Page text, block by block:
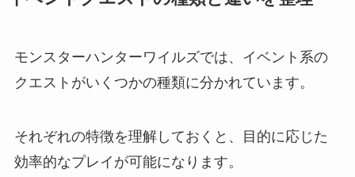
モンスターハンターワイルズでは、イベント系の
クエストがいくつかの種類に分かれています。
それぞれの特徴を理解しておくと、目的に応じた
効率的なプレイが可能になります。